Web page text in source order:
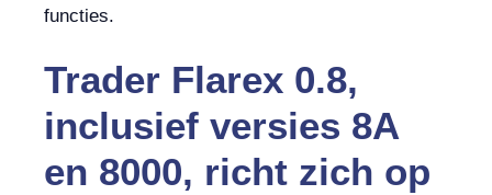
functies.
Trader Flarex 0.8,
inclusief versies 8A
en 8000, richt zich op